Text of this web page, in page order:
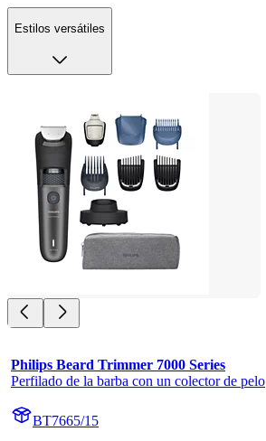
Estilos versátiles
Philips Beard Trimmer 7000 Series
Perfilado de la barba con un colector de pelo
BT7665/15